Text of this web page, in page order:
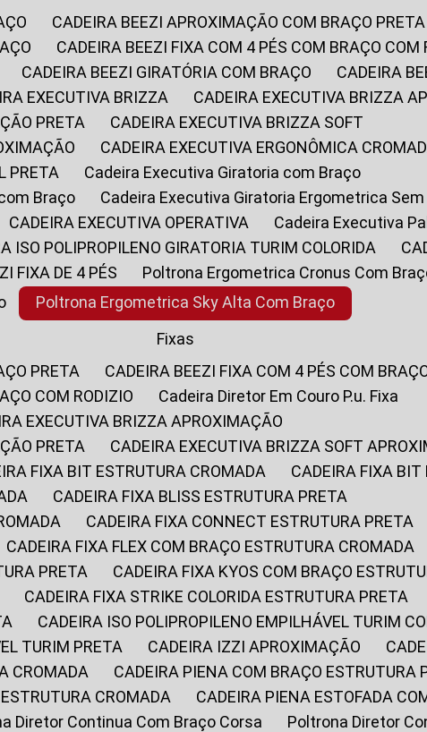
CADEIRA BEEZI APROXIMAÇÃO COM BRAÇO PRETA
CADEIRA BEEZI FIXA COM 4 PÉS COM BRAÇO COM
CADEIRA BEEZI GIRATÓRIA COM BRAÇO
CADEIRA
EXECUTIVA BRIZZA
CADEIRA EXECUTIVA BRIZZA
PRETA
CADEIRA EXECUTIVA BRIZZA SOFT
CADEIRA EXECUTIVA ERGONÔMICA
PRETA
Cadeira Executiva Giratoria com Braço
Braço
Cadeira Executiva Giratoria Ergometrica
CADEIRA EXECUTIVA OPERATIVA
Cadeira Executiva
ISO POLIPROPILENO GIRATORIA TURIM COLORIDA
FIXA DE 4 PÉS
Poltrona Ergometrica Cronus Com
Poltrona Ergometrica Sky Alta Com Braço
Fixas
PRETA
CADEIRA BEEZI FIXA COM 4 PÉS COM
COM RODIZIO
Cadeira Diretor Em Couro P.u. Fixa
EXECUTIVA BRIZZA APROXIMAÇÃO
PRETA
CADEIRA EXECUTIVA BRIZZA SOFT
FIXA BIT ESTRUTURA CROMADA
CADEIRA FIXA
CADEIRA FIXA BLISS ESTRUTURA PRETA
CADEIRA FIXA CONNECT ESTRUTURA PRETA
CADEIRA FIXA FLEX COM BRAÇO ESTRUTURA CROMADA
PRETA
CADEIRA FIXA KYOS COM BRAÇO
CADEIRA FIXA STRIKE COLORIDA ESTRUTURA PRETA
CADEIRA ISO POLIPROPILENO EMPILHÁVEL TURIM
TURIM PRETA
CADEIRA IZZI APROXIMAÇÃO
CROMADA
CADEIRA PIENA COM BRAÇO ESTRUTURA
CROMADA
CADEIRA PIENA ESTOFADA
Diretor Continua Com Braço Corsa
Poltrona Diretor